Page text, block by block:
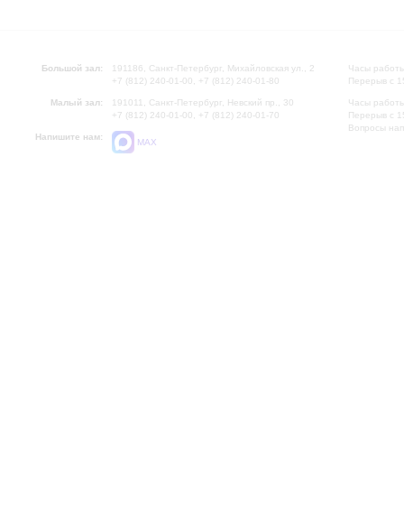
Большой зал:
191186, Санкт-Петербург, Михайловская ул., 2
+7 (812) 240-01-00, +7 (812) 240-01-80
Малый зал:
191011, Санкт-Петербург, Невский пр., 30
+7 (812) 240-01-00, +7 (812) 240-01-70
Напишите нам:
MAX
Часы
Перерыв с
Часы
Перерыв с
Вопросы